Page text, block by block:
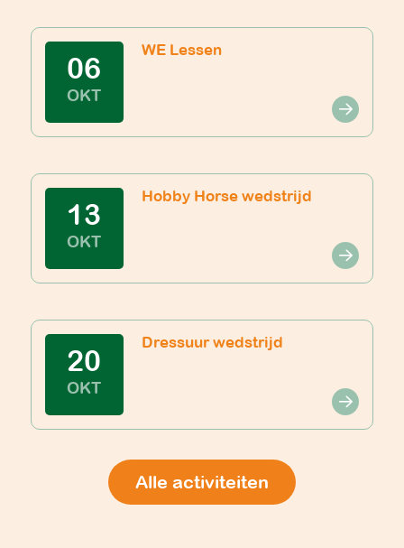
06
OKT
WE Lessen
13
OKT
Hobby Horse wedstrijd
20
OKT
Dressuur wedstrijd
Alle activiteiten